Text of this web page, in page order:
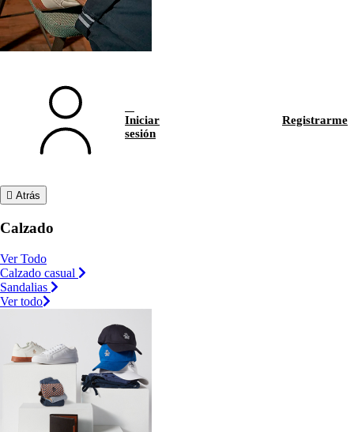
Iniciar
sesión
Registrarme
Atrás
Calzado
Ver Todo
Calzado casual
Sandalias
Ver todo